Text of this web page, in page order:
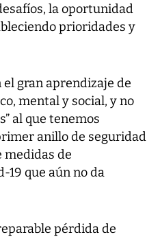
la oportunidad
prioridades y
el gran aprendizaje de
mental y social, y no
al que tenemos
anillo de seguridad
medidas de
19 que aún no da
pérdida de